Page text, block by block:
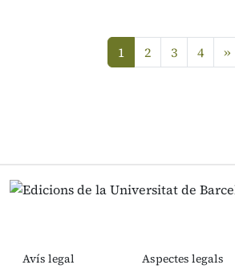
1
2 3 4 »
Avís legal
Aspectes legals